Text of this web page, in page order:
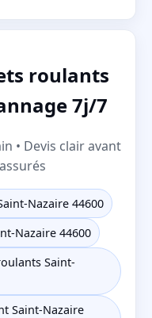
roulants
7j/7
• Devis clair avant
Nazaire 44600
Nazaire 44600
Saint-
Saint-Nazaire